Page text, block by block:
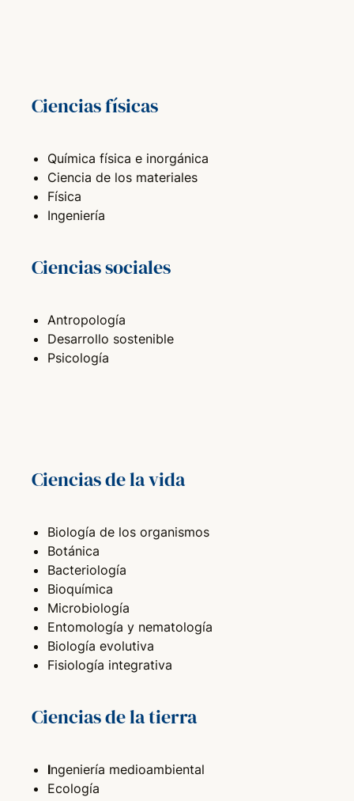
Ciencias físicas
Química física e inorgánica
Ciencia de los materiales
Física
Ingeniería
Ciencias sociales
Antropología
Desarrollo sostenible
Psicología
Ciencias de la vida
Biología de los organismos
Botánica
Bacteriología
Bioquímica
Microbiología
Entomología y nematología
Biología evolutiva
Fisiología integrativa
Ciencias de la tierra
Ingeniería medioambiental
Ecología